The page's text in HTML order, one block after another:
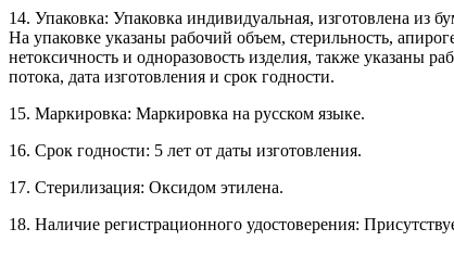
14. Упаковка: Упаковка индивидуальная, изготовлена из
На упаковке указаны рабочий объем, стерильность,
нетоксичность и одноразовость изделия, также указаны
потока, дата изготовления и срок годности.
15. Маркировка: Маркировка на русском языке.
16. Срок годности: 5 лет от даты изготовления.
17. Стерилизация: Оксидом этилена.
18. Наличие регистрационного удостоверения: